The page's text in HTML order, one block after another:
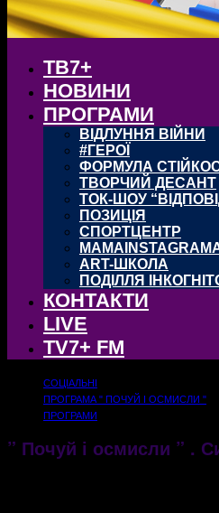
ТВ7+
НОВИНИ
ПРОГРАМИ
ВІДЛУННЯ ВІЙНИ
#ГЕРОЇ
ФОРМУЛА
ТВОРЧИЙ ДЕСАНТ
ТОК-ШОУ
ПОЗИЦІЯ
СПОРТЦЕНТР
ART-ШКОЛА
ПОДІЛЛЯ
КОНТАКТИ
LIVE
TV7+ FM
СОЦІАЛЬНІ
ПРОГРАМА " ПОЧУЙ І ОСМИСЛИ "
ПРОГРАМИ
” Почуй і осмисли ” .